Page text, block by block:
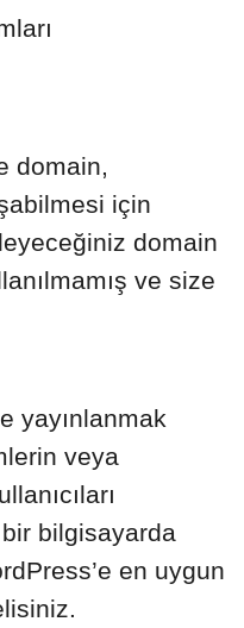
domain,
için
domain
ve size
yayınlanmak
veya
bilgisayarda
en uygun